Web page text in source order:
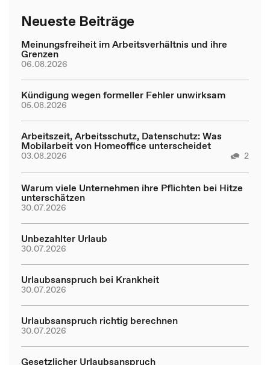
Neueste Beiträge
Meinungsfreiheit im Arbeitsverhältnis und ihre
Grenzen
06.08.2026
Kündigung wegen formeller Fehler unwirksam
05.08.2026
Arbeitszeit, Arbeitsschutz, Datenschutz: Was
Mobilarbeit von Homeoffice unterscheidet
03.08.2026 2
Warum viele Unternehmen ihre Pflichten bei Hitze
unterschätzen
30.07.2026
Unbezahlter Urlaub
30.07.2026
Urlaubsanspruch bei Krankheit
30.07.2026
Urlaubsanspruch richtig berechnen
30.07.2026
Gesetzlicher Urlaubsanspruch